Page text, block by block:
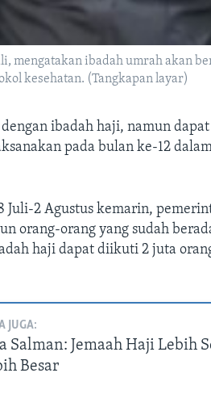
mengatakan ibadah umrah akan
kesehatan. (Tangkapan layar)
ibadah haji, namun
pada bulan ke-12
Juli-2 Agustus kemarin,
orang-orang yang sudah
haji dapat diikuti 2 juta
JUGA:
Salman: Jemaah Haji Lebih
Besar